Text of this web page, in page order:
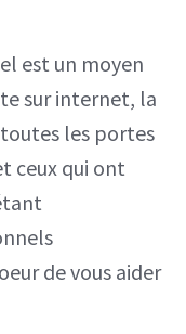
est un moyen
sur internet, la
les portes
ceux qui ont
de vous aider